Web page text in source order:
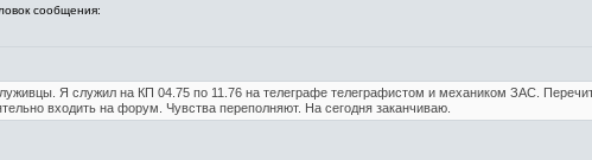
сообщения:
Я служил на КП 04.75 по 11.76 на телеграфе телеграфистом и механиком ЗАС.
входить на форум. Чувства переполняют. На сегодня заканчиваю.